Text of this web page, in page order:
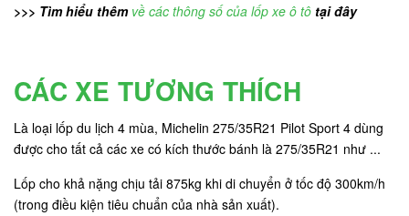
>>> Tìm hiểu thêm về các thông số của lốp xe ô tô tại đây
CÁC XE TƯƠNG THÍCH
Là loại lốp du lịch 4 mùa, Michelin 275/35R21 Pilot Sport 4 dùng
được cho tất cả các xe có kích thước bánh là 275/35R21 như ...
Lốp cho khả nặng chịu tải 875kg khi di chuyển ở tốc độ 300km/h
(trong điều kiện tiêu chuẩn của nhà sản xuất).